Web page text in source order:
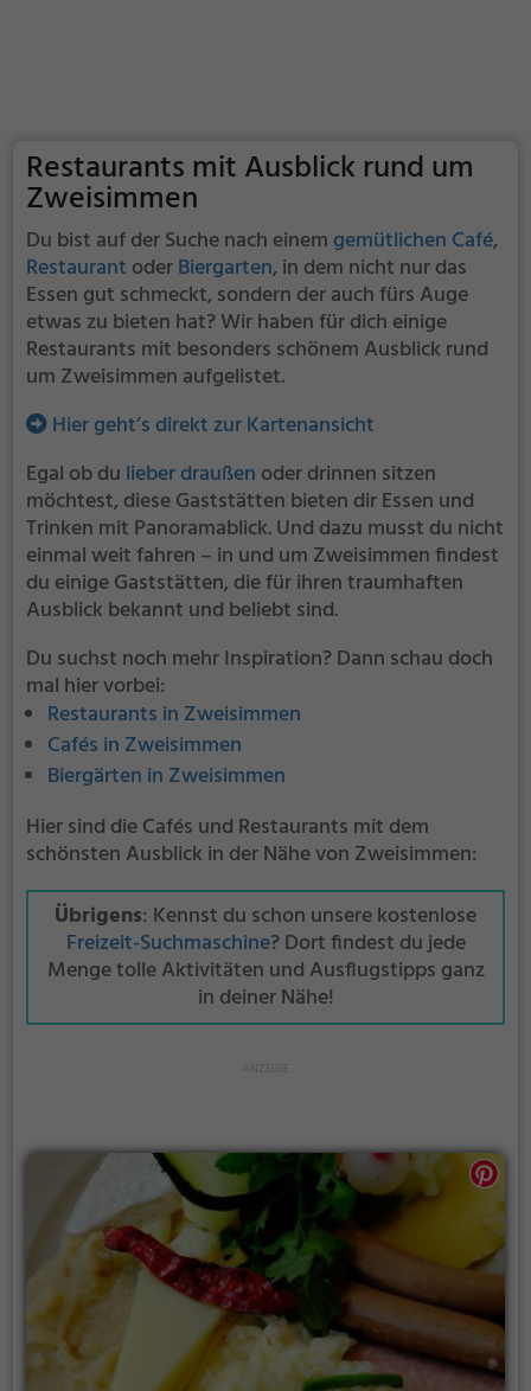
Restaurants mit Ausblick rund um
Zweisimmen
Du bist auf der Suche nach einem gemütlichen Café,
Restaurant oderBiergarten, in dem nicht nur das
Essen gut schmeckt, sondern der auch fürs Auge
etwas zu bieten hat? Wir haben für dich einige
Restaurants mit besonders schönem Ausblick rund
um Zweisimmen aufgelistet.
Hier geht’s direkt zur Kartenansicht
Egal ob du lieber draußen oder drinnen sitzen
möchtest, diese Gaststätten bieten dir Essen und
Trinken mit Panoramablick. Und dazu musst du nicht
einmal weit fahren – in und um Zweisimmen findest
du einige Gaststätten, die für ihren traumhaften
Ausblick bekannt und beliebt sind.
Du suchst noch mehr Inspiration? Dann schau doch
mal hier vorbei:
Restaurants in Zweisimmen
Cafés in Zweisimmen
Biergärten in Zweisimmen
Hier sind die Cafés und Restaurants mit dem
schönsten Ausblick in der Nähe von Zweisimmen:
Übrigens: Kennst du schon unsere kostenlose
Freizeit-Suchmaschine? Dort findest du jede
Menge tolle Aktivitäten und Ausflugstipps ganz
in deiner Nähe!